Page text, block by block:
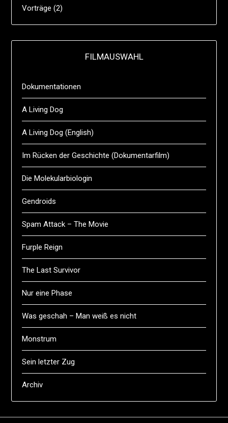
Vorträge (2)
FILMAUSWAHL
Dokumentationen
A Living Dog
A Living Dog (English)
Im Rücken der Geschichte (Dokumentarfilm)
Die Molekularbiologin
Gendroids
Spam Attack – The Movie
Furple Reign
The Last Survivor
Nur eine Phase
Was geschah – Man weiß es nicht
Monstrum
Sein letzter Zug
Archiv